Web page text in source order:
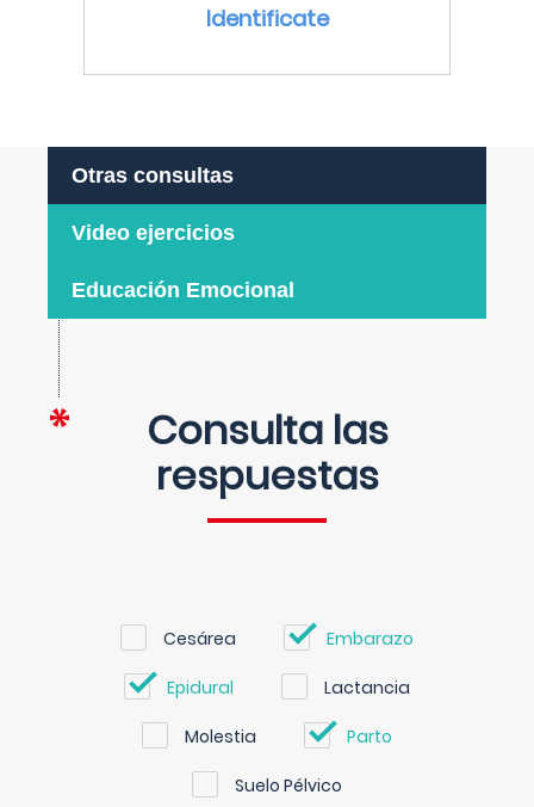
Identificate
Otras consultas
Video ejercicios
Educación Emocional
Consulta las
respuestas
Cesárea Embarazo
Epidural Lactancia
Molestia Parto
Suelo Pélvico